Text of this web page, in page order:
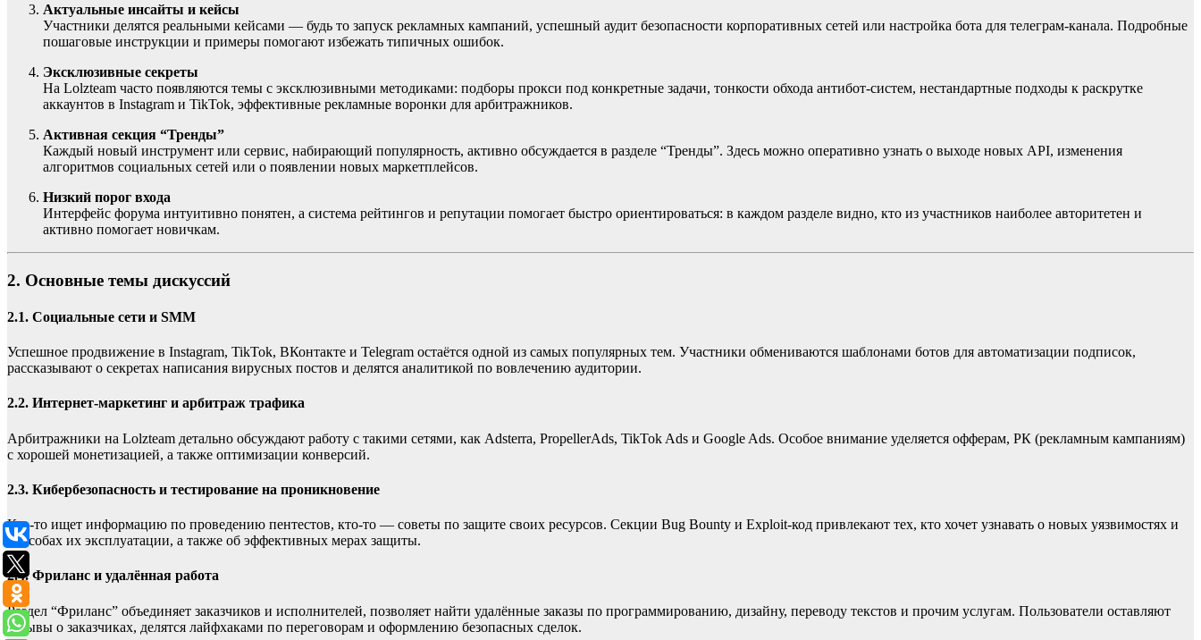
Актуальные инсайты и кейсы
Участники делятся реальными кейсами — будь то запуск рекламных кампаний, успешный аудит безопасности корпоративных сетей или настройка бота для телеграм-канала. Подробные
пошаговые инструкции и примеры помогают избежать типичных ошибок.
Эксклюзивные секреты
На Lolzteam часто появляются темы с эксклюзивными методиками: подборы прокси под конкретные задачи, тонкости обхода антибот-систем, нестандартные подходы к раскрутке
аккаунтов в Instagram и TikTok, эффективные рекламные воронки для арбитражников.
Активная секция “Тренды”
Каждый новый инструмент или сервис, набирающий популярность, активно обсуждается в разделе “Тренды”. Здесь можно оперативно узнать о выходе новых API, изменения
алгоритмов социальных сетей или о появлении новых маркетплейсов.
Низкий порог входа
Интерфейс форума интуитивно понятен, а система рейтингов и репутации помогает быстро ориентироваться: в каждом разделе видно, кто из участников наиболее авторитетен и
активно помогает новичкам.
2. Основные темы дискуссий
2.1. Социальные сети и SMM
Успешное продвижение в Instagram, TikTok, ВКонтакте и Telegram остаётся одной из самых популярных тем. Участники обмениваются шаблонами ботов для автоматизации подписок,
рассказывают о секретах написания вирусных постов и делятся аналитикой по вовлечению аудитории.
2.2. Интернет-маркетинг и арбитраж трафика
Арбитражники на Lolzteam детально обсуждают работу с такими сетями, как Adsterra, PropellerAds, TikTok Ads и Google Ads. Особое внимание уделяется офферам, РК (рекламным кампаниям)
с хорошей монетизацией, а также оптимизации конверсий.
2.3. Кибербезопасность и тестирование на проникновение
Кто-то ищет информацию по проведению пентестов, кто-то — советы по защите своих ресурсов. Секции Bug Bounty и Exploit-код привлекают тех, кто хочет узнавать о новых уязвимостях и
способах их эксплуатации, а также об эффективных мерах защиты.
2.4. Фриланс и удалённая работа
Раздел “Фриланс” объединяет заказчиков и исполнителей, позволяет найти удалённые заказы по программированию, дизайну, переводу текстов и прочим услугам. Пользователи оставляют
отзывы о заказчиках, делятся лайфхаками по переговорам и оформлению безопасных сделок.